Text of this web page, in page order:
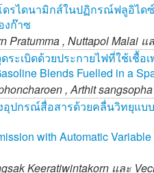
รไดนามิกส์ในปฏิกรณ์ฟลูอิได
ก๊าซ
Pratumma , Nuttapol Malai แ
ระเบิดด้วยประกายไฟที่ใช้เชื้อ
Blends Fuelled in a
,Arthit
ปกรณ์สื่อสารด้วยคลื่นวิทยุแบ
with Automatic
Keeratiwintakorn และ